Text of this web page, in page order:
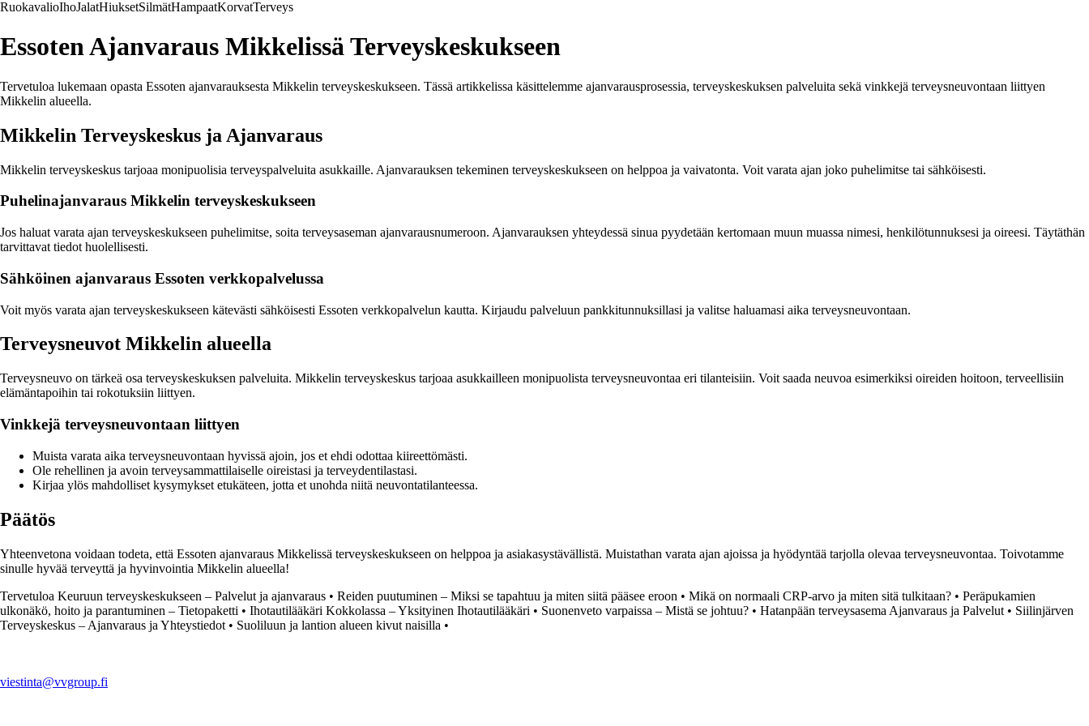
RuokavalioIhoJalatHiuksetSilmätHampaatKorvatTerveys
Essoten Ajanvaraus Mikkelissä Terveyskeskukseen
Tervetuloa lukemaan opasta Essoten ajanvarauksesta Mikkelin terveyskeskukseen. Tässä artikkelissa käsittelemme ajanvarausprosessia, terveyskeskuksen palveluita sekä vinkkejä terveysneuvontaan liittyen
Mikkelin alueella.
Mikkelin Terveyskeskus ja Ajanvaraus
Mikkelin terveyskeskus tarjoaa monipuolisia terveyspalveluita asukkaille. Ajanvarauksen tekeminen terveyskeskukseen on helppoa ja vaivatonta. Voit varata ajan joko puhelimitse tai sähköisesti.
Puhelinajanvaraus Mikkelin terveyskeskukseen
Jos haluat varata ajan terveyskeskukseen puhelimitse, soita terveysaseman ajanvarausnumeroon. Ajanvarauksen yhteydessä sinua pyydetään kertomaan muun muassa nimesi, henkilötunnuksesi ja oireesi. Täytäthän
tarvittavat tiedot huolellisesti.
Sähköinen ajanvaraus Essoten verkkopalvelussa
Voit myös varata ajan terveyskeskukseen kätevästi sähköisesti Essoten verkkopalvelun kautta. Kirjaudu palveluun pankkitunnuksillasi ja valitse haluamasi aika terveysneuvontaan.
Terveysneuvot Mikkelin alueella
Terveysneuvo on tärkeä osa terveyskeskuksen palveluita. Mikkelin terveyskeskus tarjoaa asukkailleen monipuolista terveysneuvontaa eri tilanteisiin. Voit saada neuvoa esimerkiksi oireiden hoitoon, terveellisiin
elämäntapoihin tai rokotuksiin liittyen.
Vinkkejä terveysneuvontaan liittyen
Muista varata aika terveysneuvontaan hyvissä ajoin, jos et ehdi odottaa kiireettömästi.
Ole rehellinen ja avoin terveysammattilaiselle oireistasi ja terveydentilastasi.
Kirjaa ylös mahdolliset kysymykset etukäteen, jotta et unohda niitä neuvontatilanteessa.
Päätös
Yhteenvetona voidaan todeta, että Essoten ajanvaraus Mikkelissä terveyskeskukseen on helppoa ja asiakasystävällistä. Muistathan varata ajan ajoissa ja hyödyntää tarjolla olevaa terveysneuvontaa. Toivotamme
sinulle hyvää terveyttä ja hyvinvointia Mikkelin alueella!
Tervetuloa Keuruun terveyskeskukseen – Palvelut ja ajanvaraus • Reiden puutuminen – Miksi se tapahtuu ja miten siitä pääsee eroon • Mikä on normaali CRP-arvo ja miten sitä tulkitaan? • Peräpukamien
ulkonäkö, hoito ja parantuminen – Tietopaketti • Ihotautilääkäri Kokkolassa – Yksityinen Ihotautilääkäri • Suonenveto varpaissa – Mistä se johtuu? • Hatanpään terveysasema Ajanvaraus ja Palvelut • Siilinjärven
Terveyskeskus – Ajanvaraus ja Yhteystiedot • Suoliluun ja lantion alueen kivut naisilla •
viestinta@vvgroup.fi